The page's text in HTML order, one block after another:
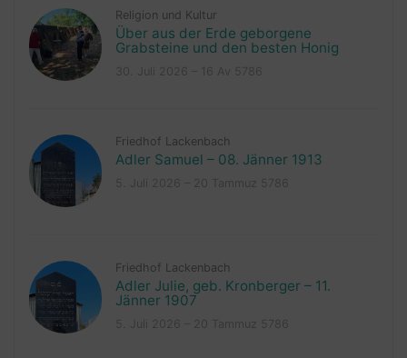
Religion und Kultur
Über aus der Erde geborgene
Grabsteine und den besten Honig
Friedhof Lackenbach
Adler Samuel – 08. Jänner 1913
Friedhof Lackenbach
Adler Julie, geb. Kronberger – 11.
Jänner 1907